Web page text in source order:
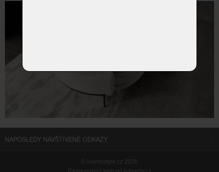
NAPOSLEDY NAVŠTÍVENÉ ODKAZY
Homestyle.cz 2026